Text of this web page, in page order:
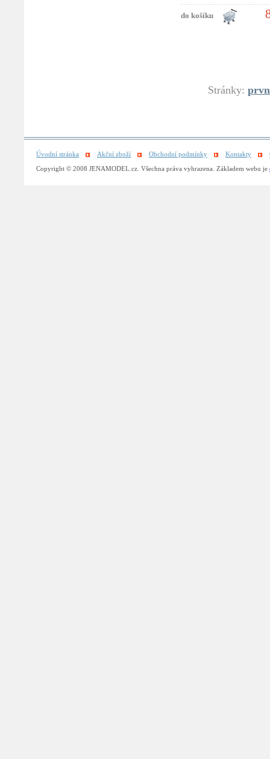
Stránky:
Úvodní stránka Akční zboží Obchodní podmínky Kontakty
Copyright © 2008 JENAMODEL.cz. Všechna práva vyhrazena. Základem webu je